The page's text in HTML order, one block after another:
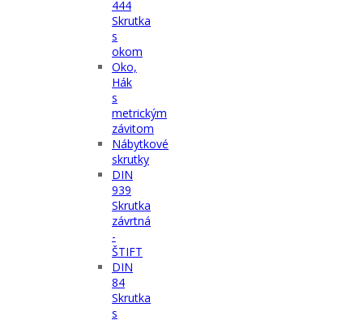
444
Skrutka
s
okom
Oko,
Hák
s
metrickým
závitom
Nábytkové
skrutky
DIN
939
Skrutka
závrtná
-
ŠTIFT
DIN
84
Skrutka
s